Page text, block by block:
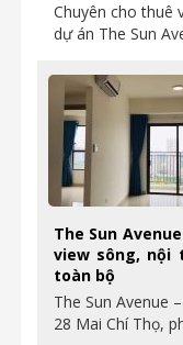
Chuyên cho thuê
dự án The Sun
The Sun
view sông, nội
toàn bộ
The Sun Avenue
28 Mai Chí Thọ,